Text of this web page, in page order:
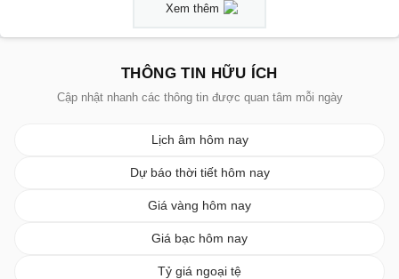
Xem thêm
THÔNG TIN HỮU ÍCH
Cập nhật nhanh các thông tin được quan tâm mỗi ngày
Lịch âm hôm nay
Dự báo thời tiết hôm nay
Giá vàng hôm nay
Giá bạc hôm nay
Tỷ giá ngoại tệ